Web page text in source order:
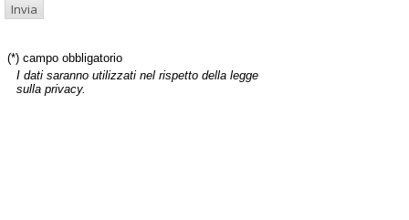
(*) campo obbligatorio
I dati saranno utilizzati nel rispetto della legge
sulla privacy.